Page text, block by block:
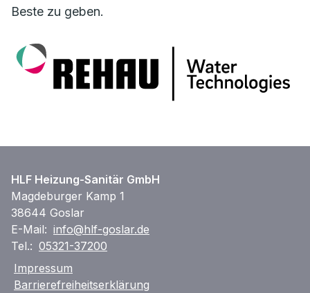
Beste zu geben.
HLF Heizung-Sanitär GmbH
Magdeburger Kamp 1
38644 Goslar
E-Mail: info@hlf-goslar.de
Tel.: 05321-37200
Impressum
Barrierefreiheitserklärung